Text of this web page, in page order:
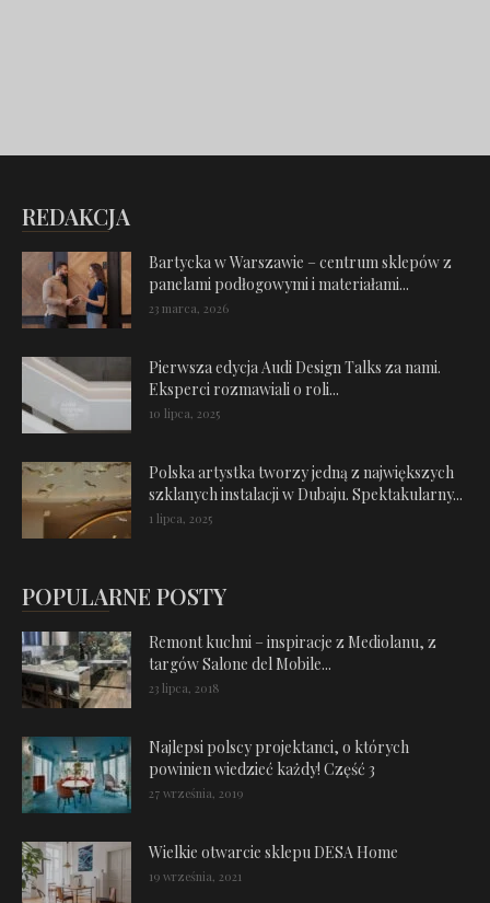
REDAKCJA
Bartycka w Warszawie – centrum sklepów z
panelami podłogowymi i materiałami...
23 marca, 2026
Pierwsza edycja Audi Design Talks za nami.
Eksperci rozmawiali o roli...
10 lipca, 2025
Polska artystka tworzy jedną z największych
szklanych instalacji w Dubaju. Spektakularny...
1 lipca, 2025
POPULARNE POSTY
Remont kuchni – inspiracje z Mediolanu, z
targów Salone del Mobile...
23 lipca, 2018
Najlepsi polscy projektanci, o których
powinien wiedzieć każdy! Część 3
27 września, 2019
Wielkie otwarcie sklepu DESA Home
19 września, 2021